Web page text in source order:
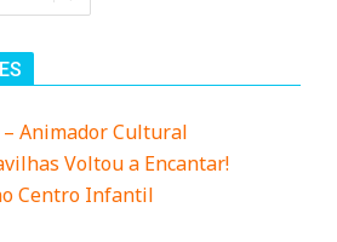
Animador Cultural
Voltou a Encantar!
Centro Infantil